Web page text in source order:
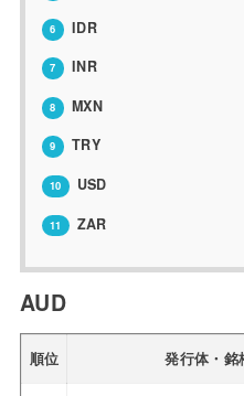
6 IDR
7 INR
8 MXN
9 TRY
10 USD
11 ZAR
AUD
順位 発行体・銘